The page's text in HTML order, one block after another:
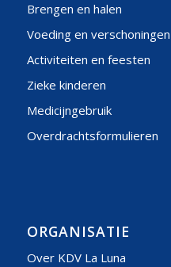
Brengen en halen
Voeding en verschoningen
Activiteiten en feesten
Zieke kinderen
Medicijngebruik
Overdrachtsformulieren
ORGANISATIE
Over KDV La Luna